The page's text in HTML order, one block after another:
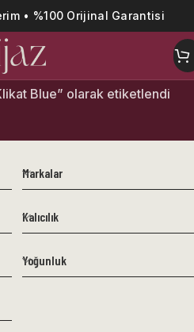
• %100 Orijinal Garantisi
Blue” olarak etiketlendi
Markalar
Kalıcılık
Yoğunluk